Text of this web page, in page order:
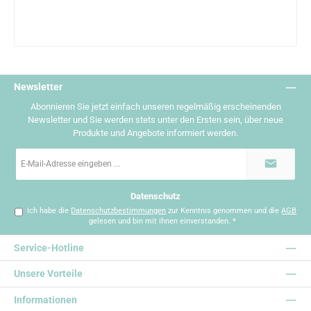
Newsletter
Abonnieren Sie jetzt einfach unseren regelmäßig erscheinenden
Newsletter und Sie werden stets unter den Ersten sein, über neue
Produkte und Angebote informiert werden.
Mail-
Datenschutz
Ich habe die Datenschutzbestimmungen zur Kenntnis genommen und dieAGB
gelesen und bin mit ihnen einverstanden. *
Service-Hotline
Informationen
Unsere Vorteile